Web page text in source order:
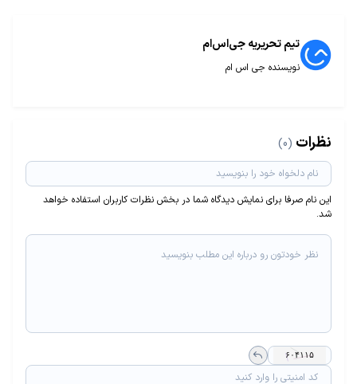
تیم تحریریه جی‌اس‌ام
نویسنده جی اس ام
نظرات (0)
این نام صرفا برای نمایش دیدگاه شما در بخش نظرات کاربران استفاده خواهد
شد.